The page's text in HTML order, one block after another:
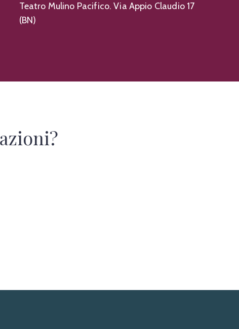
Teatro Mulino Pacifico. Via Appio Claudio 17
(BN)